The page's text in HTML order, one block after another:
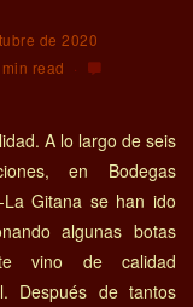
de 2020
read
A lo largo de seis
en Bodegas
La Gitana se han ido
algunas botas
vino de calidad
Después de tantos